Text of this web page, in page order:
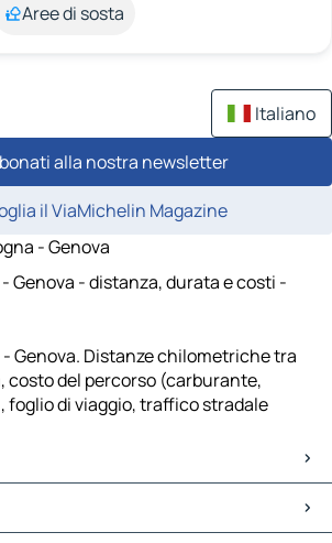
Aree di sosta
Italiano
alla nostra newsletter
il ViaMichelin Magazine
- Genova
Genova - distanza, durata e costi -
Genova. Distanze chilometriche tra
costo del percorso (carburante,
foglio di viaggio, traffico stradale